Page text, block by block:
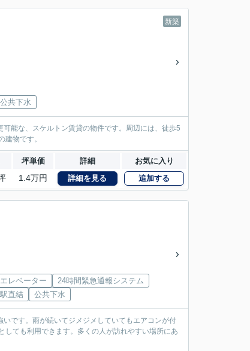
新築
公共下水
能な、スケルトン賃貸の物件です。周辺には、徒歩5
物です。
坪単価 詳細 お気に入り
1.4万円 詳細を見る 追加する
エレベーター
24時間緊急通報システム
駅直結
公共下水
です。雨が続いてジメジメしていてもエアコンが付
ても利用できます。多くの人が訪れやすい場所にあ